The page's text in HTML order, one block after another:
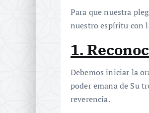
Para que nuestra
nuestro espíritu con
1.
Debemos iniciar la
poder emana de Su
reverencia.